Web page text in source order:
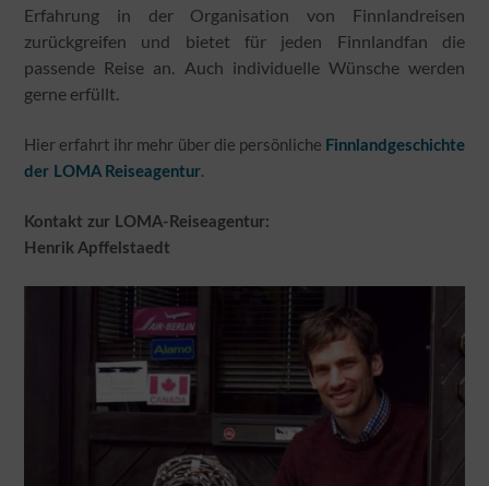
Erfahrung in der Organisation von Finnlandreisen
zurückgreifen und bietet für jeden Finnlandfan die
passende Reise an. Auch individuelle Wünsche werden
gerne erfüllt.
Hier erfahrt ihr mehr über die persönliche Finnlandgeschichte
der LOMA Reiseagentur
Kontakt zur LOMA-Reiseagentur:
Henrik Apffelstaedt